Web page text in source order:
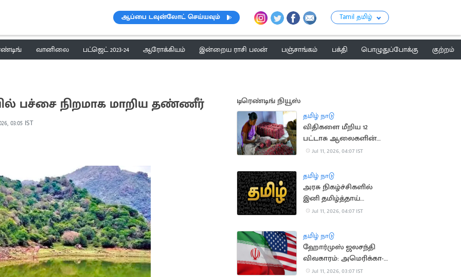
ஆப்பை டவுன்லோட் செய்யவும் Tamil தமிழ்
வானிலை பட்ஜெட் 2023-24 ஆரோக்கியம் இன்றைய ராசி பலன் பஞ்சாங்கம் பக்தி பொழுதுப்போக்கு
குற்றம்
பச்சை நிறமாக மாறிய தண்ணீர்
03:05 IST
டிரெண்டிங் நியூஸ்
தமிழ் நாடு
விதிகளை மீறிய 12
பட்டாசு ஆலைகளின்
உரிமம் தற்காலிக ரத்து
Jul 11, 2026, 04:07 IST
தமிழ் நாடு
அரசு நிகழ்ச்சிகளில்
இனி தமிழ்த்தாய்
வாழ்த்துக்கே முதலிடம்:
Jul 11, 2026, 04:07 IST
தமிழ் நாடு
ஹோர்முஸ் ஜலசந்தி
விவகாரம்: அமெரிக்கா-
ஈரான் இடையே பதற்றம்
Jul 11, 2026, 03:07 IST